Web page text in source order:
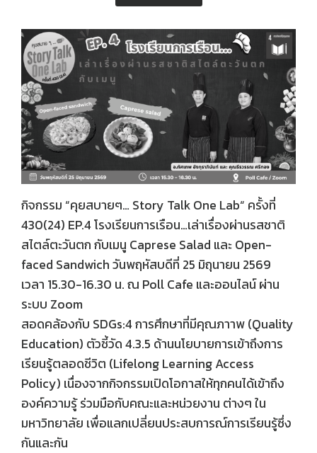
กิจกรรม “คุยสบายๆ… Story Talk One Lab“ ครั้งที่
430(24) EP.4 โรงเรียนการเรือน…เล่าเรื่องผ่านรสชาติ
สไตล์ตะวันตก กับเมนู Caprese Salad และ Open-
faced Sandwich วันพฤหัสบดีที่ 25 มิถุนายน 2569
เวลา 15.30-16.30 น. ณ Poll Cafe และออนไลน์ ผ่าน
ระบบ Zoom
สอดคล้องกับ SDGs:4 การศึกษาที่มีคุณภาาพ (Quality
Education) ตัวชี้วัด 4.3.5 ด้านนโยบายการเข้าถึงการ
เรียนรู้ตลอดชีวิต (Lifelong Learning Access
Policy) เนื่องจากกิจกรรมเปิดโอกาสให้ทุกคนได้เข้าถึง
องค์ความรู้ ร่วมมือกับคณะและหน่วยงาน ต่างๆ ใน
มหาวิทยาลัย เพื่อแลกเปลี่ยนประสบการณ์การเรียนรู้ซึ่ง
กันและกัน